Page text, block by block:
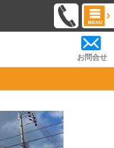
お問合せ